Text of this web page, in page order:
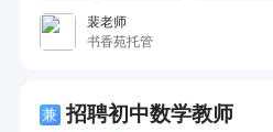
裴老师
书香苑托管
兼 招聘初中数学教师